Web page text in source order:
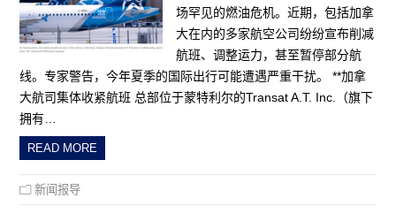
场罕见的燃油危机。近期，包括加拿
大在内的多家航空公司纷纷宣布削减
航班、调整运力，甚至暂停部分航
线。专家警告，今年夏季的国际出行可能遭遇严重干扰。 **加拿
大航司集体收紧航班 总部位于蒙特利尔的Transat A.T. Inc.（旗下
拥有…
READ MORE
新闻报导